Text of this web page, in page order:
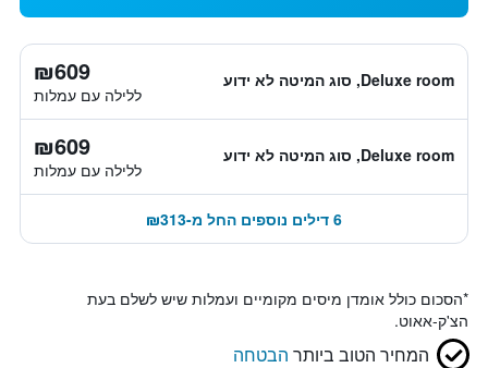
Deluxe room, סוג המיטה לא ידוע ₪609
ללילה עם עמלות
Deluxe room, סוג המיטה לא ידוע ₪609
ללילה עם עמלות
6 דילים נוספים החל מ-₪313
*הסכום כולל אומדן מיסים מקומיים ועמלות שיש לשלם בעת
הצ'ק-אאוט.
המחיר הטוב ביותר הבטחה